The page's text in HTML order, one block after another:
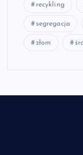
recykling
segregacja
złom